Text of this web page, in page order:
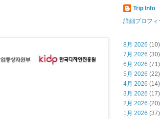
Trip Info
詳細プロフ
8月 2026 (10)
7月 2026 (30)
6月 2026 (71)
5月 2026 (22)
4月 2026 (14)
3月 2026 (17)
2月 2026 (20)
1月 2026 (37)